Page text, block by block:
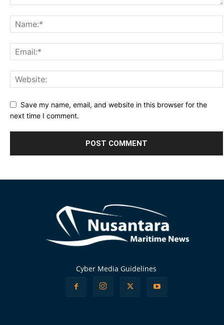
Save my name, email, and website in this browser for the
next time I comment.
Cyber Media Guidelines